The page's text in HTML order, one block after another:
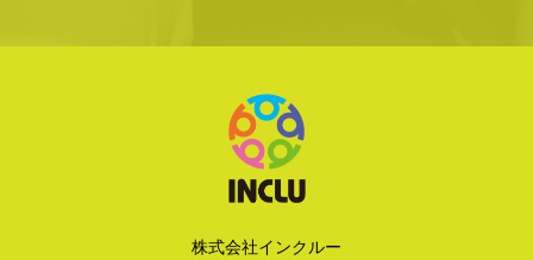
株式会社インクルー